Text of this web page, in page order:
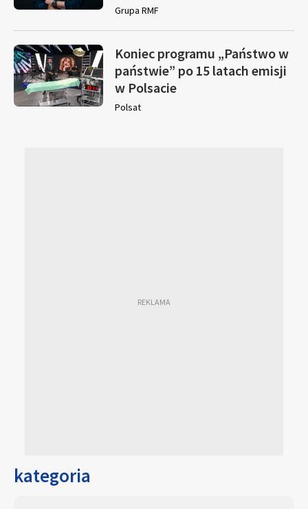
Grupa RMF
Koniec programu „Państwo w
państwie” po 15 latach emisji
w Polsacie
Polsat
kategoria